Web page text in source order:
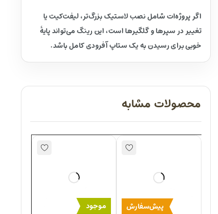
اگر پروژه‌ات شامل نصب لاستیک بزرگ‌تر، لیفت‌کیت یا
تغییر در سپرها و گلگیرها است، این رینگ می‌تواند پایهٔ
خوبی برای رسیدن به یک ستاپ آفرودی کامل باشد.
محصولات مشابه
پیش‌سفارش موجود